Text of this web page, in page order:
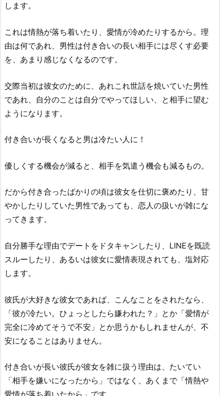
します。
これは情熱が落ち着いたり、愛情が冷めたりするから。理
由は何であれ、男性は付き合いの長い相手には尽くす必要
を、あまり感じなくなるのです。
交際当初は彼女のために、あれこれ世話を焼いていた男性
であれ、自分のことは自分でやってほしい、と相手に望む
ようになります。
付き合いが長くなると男は冷たい人に！
優しくする機会が減ると、相手を気遣う機会も減るもの。
だから付き合ったばかりの頃は彼女を仕切に褒めたり、甘
やかしたりしていた男性であっても、恋人の扱いが雑にな
ってきます。
自分勝手な理由でデートをドタキャンしたり、LINEを既読
スルーしたり、あるいは彼女に愛情表現されても、塩対応
します。
彼氏が大好きな彼女であれば、こんなことをされたなら、
「彼が冷たい。ひょっとしたら嫌われた？」とか「愛情が
完全に冷めてそうで不安」とか思うかもしれませんが、不
安になることはありません。
付き合いが長い彼氏が彼女を雑に扱う理由は、たいてい
「相手を嫌いになったから」ではなく、あくまで「情熱や